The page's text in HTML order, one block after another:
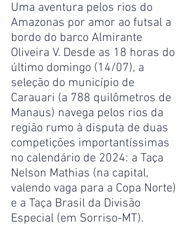
Uma aventura pelos rios do
Amazonas por amor ao futsal a
bordo do barco Almirante
Oliveira V. Desde as 18 horas do
último domingo (14/07), a
seleção do município de
Carauari (a 788 quilômetros de
Manaus) navega pelos rios da
região rumo à disputa de duas
competições importantíssimas
no calendário de 2024: a Taça
Nelson Mathias (na capital,
valendo vaga para a Copa Norte)
e a Taça Brasil da Divisão
Especial (em Sorriso-MT).